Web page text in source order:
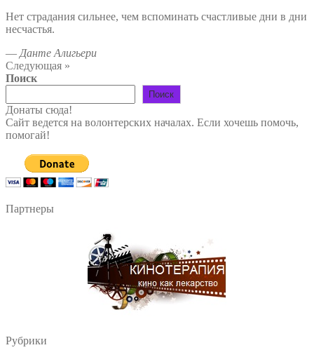
Нет страдания сильнее, чем вспоминать счастливые дни в дни
несчастья.
— Данте Алигьери
Следующая »
Поиск
Поиск
Донаты сюда!
Сайт ведется на волонтерских началах. Если хочешь помочь,
помогай!
Партнеры
Рубрики